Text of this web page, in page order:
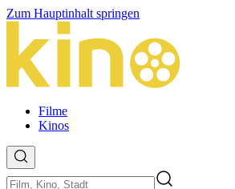
Zum Hauptinhalt springen
Filme
Kinos